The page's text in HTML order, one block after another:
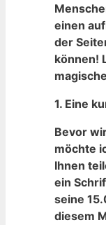
einen
der
können!
1. Eine
Bevor
⁢möchte
Ihnen
ein
seine
diesem